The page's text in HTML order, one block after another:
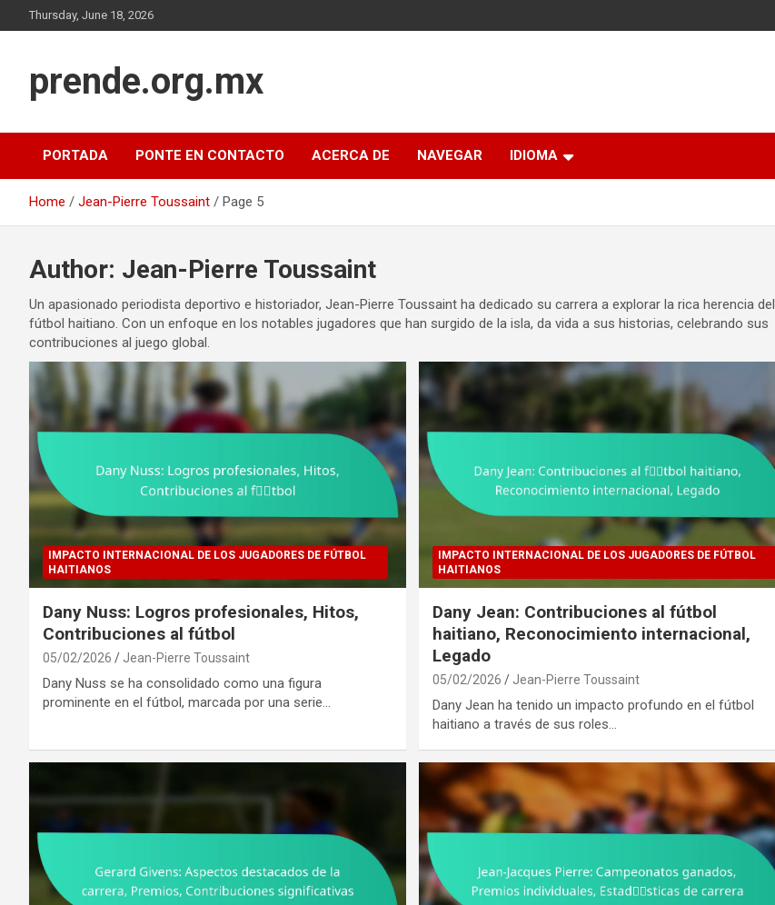
to
Thursday, June 18, 2026
prende.org.mx
PORTADA PONTE EN CONTACTO ACERCA DE NAVEGAR IDIOMA
Home Jean-Pierre Toussaint Page 5
Author: Jean-Pierre Toussaint
Un apasionado periodista deportivo e historiador, Jean-Pierre Toussaint ha dedicado su carrera a explorar la rica herencia del
fútbol haitiano. Con un enfoque en los notables jugadores que han surgido de la isla, da vida a sus historias, celebrando sus
contribuciones al juego global.
IMPACTO INTERNACIONAL DE LOS JUGADORES DE FÚTBOL
HAITIANOS
Dany Nuss: Logros profesionales, Hitos,
Contribuciones al fútbol
05/02/2026 Jean-Pierre Toussaint
Dany Nuss se ha consolidado como una figura
prominente en el fútbol, marcada por una serie…
IMPACTO INTERNACIONAL DE LOS JUGADORES DE FÚTBOL
HAITIANOS
Dany Jean: Contribuciones al fútbol
haitiano, Reconocimiento internacional,
Legado
05/02/2026 Jean-Pierre Toussaint
Dany Jean ha tenido un impacto profundo en el fútbol
haitiano a través de sus roles…